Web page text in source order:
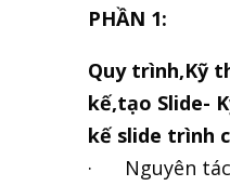
PHẦN 1:
Quy trình,Kỹ
kế,tạo Slide-
kế slide trình
· Nguyên